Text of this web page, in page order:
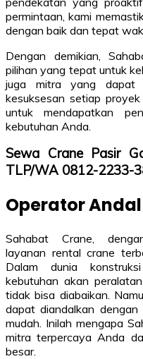
permintaan, kami
dengan baik dan tepat
Dengan demikian,
pilihan yang tepat untuk
juga mitra yang dapat
kesuksesan setiap
untuk mendapatkan
kebutuhan Anda.
Sewa Crane Pasir
TLP/WA 0812-2233-
Operator
Sahabat Crane,
layanan rental crane
Dalam dunia
kebutuhan akan
tidak bisa diabaikan.
dapat diandalkan
mudah. Inilah mengapa
mitra terpercaya Anda
besar.